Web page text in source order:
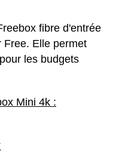
fibre d'entrée
Free. Elle permet
les budgets
Mini 4k :